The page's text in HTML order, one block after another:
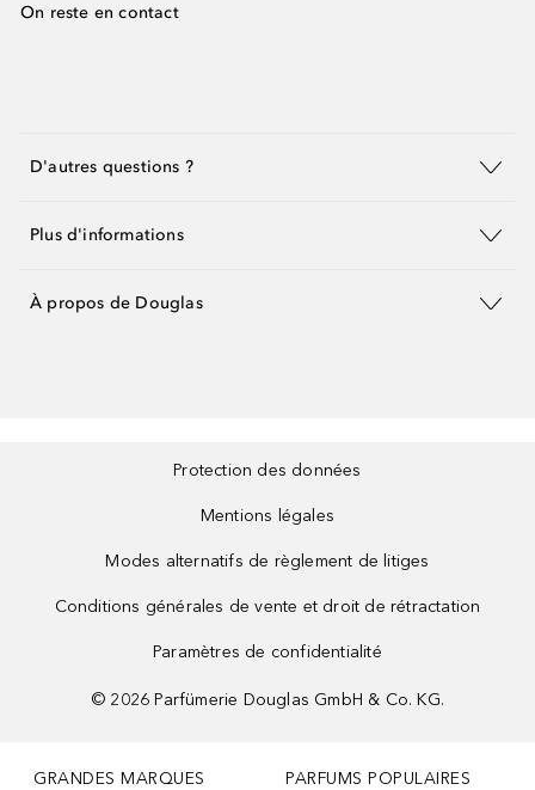
On reste en contact
D'autres questions ?
Plus d'informations
À propos de Douglas
Protection des données
Mentions légales
Modes alternatifs de règlement de litiges
Conditions générales de vente et droit de rétractation
Paramètres de confidentialité
© 2026 Parfümerie Douglas GmbH & Co. KG.
GRANDES MARQUES PARFUMS POPULAIRES